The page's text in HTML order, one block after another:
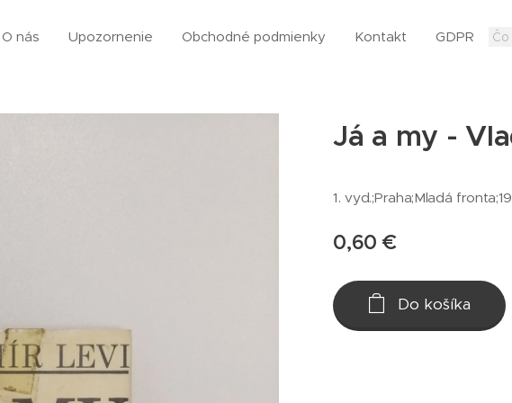
O nás Upozornenie Obchodné podmienky Kontakt GDPR
Já a my -
1. vyd.;Praha;Mladá
0,60 €
Do košíka